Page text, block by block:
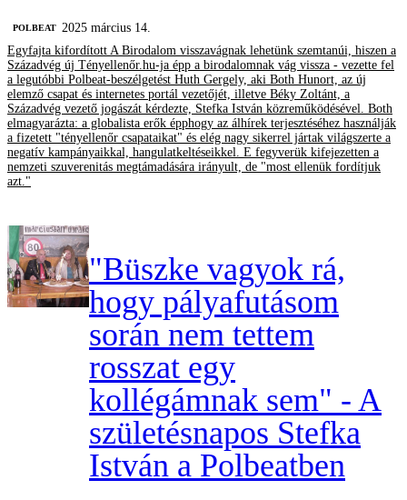
‎POLBEAT
2025 március 14.
Egyfajta kifordított A Birodalom visszavágnak lehetünk szemtanúi, hiszen a
Századvég új Tényellenőr.hu-ja épp a birodalomnak vág vissza - vezette fel
a legutóbbi Polbeat-beszélgetést Huth Gergely, aki Both Hunort, az új
elemző csapat és internetes portál vezetőjét, illetve Béky Zoltánt, a
Századvég vezető jogászát kérdezte, Stefka István közreműködésével. Both
elmagyarázta: a globalista erők épphogy az álhírek terjesztéséhez használják
a fizetett "tényellenőr csapataikat" és elég nagy sikerrel jártak világszerte a
negatív kampányaikkal, hangulatkeltéseikkel. E fegyverük kifejezetten a
nemzeti szuverenitás megtámadására irányult, de "most ellenük fordítjuk
azt."
"Büszke vagyok rá,
hogy pályafutásom
során nem tettem
rosszat egy
kollégámnak sem" - A
születésnapos Stefka
István a Polbeatben